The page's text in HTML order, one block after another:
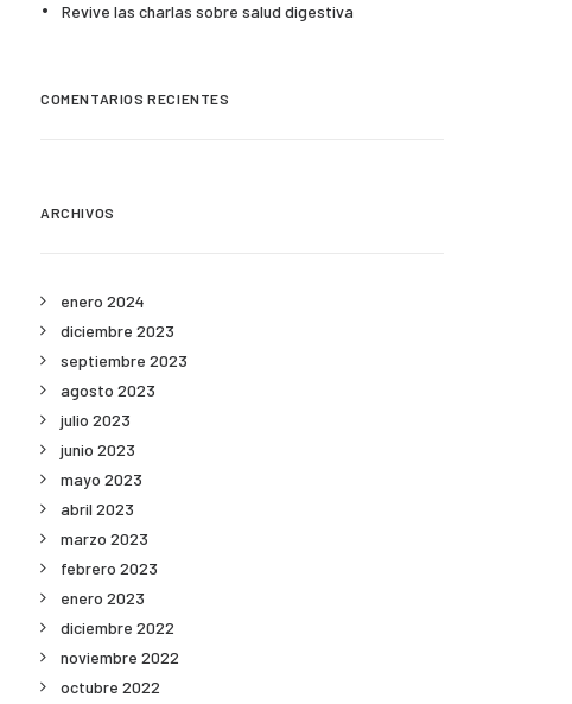
Revive las charlas sobre salud digestiva
COMENTARIOS RECIENTES
ARCHIVOS
enero 2024
diciembre 2023
septiembre 2023
agosto 2023
julio 2023
junio 2023
mayo 2023
abril 2023
marzo 2023
febrero 2023
enero 2023
diciembre 2022
noviembre 2022
octubre 2022